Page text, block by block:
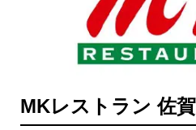
MKレストラン 佐